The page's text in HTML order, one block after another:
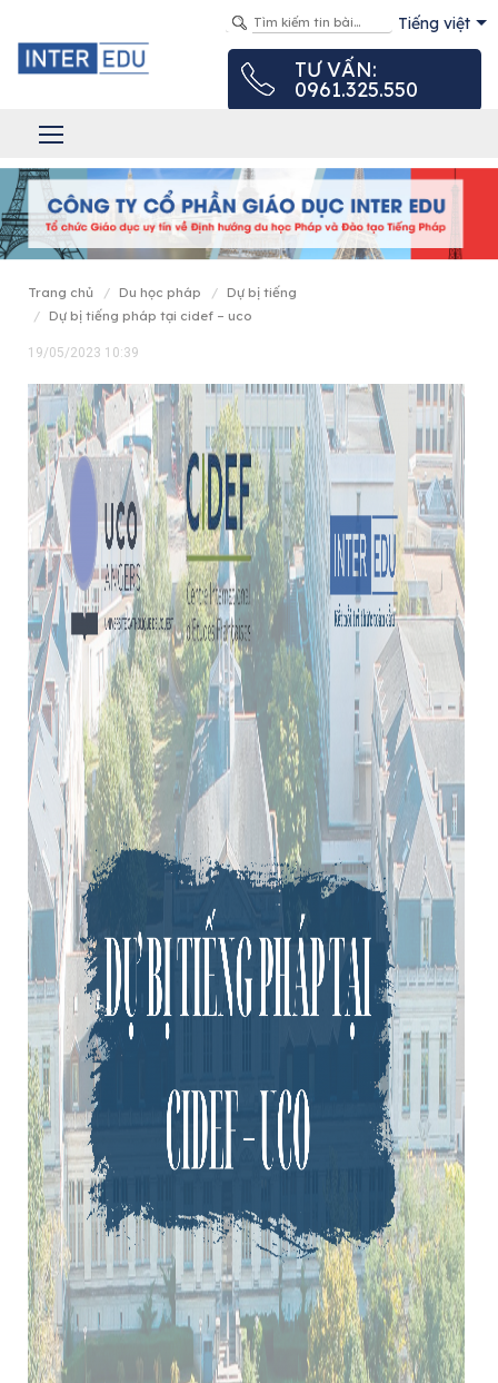
Tiếng việt
TƯ VẤN:
0961.325.550
trang chủ du học pháp
dự bị tiếng
dự bị tiếng pháp tại cidef – uco
19/05/2023 10:39